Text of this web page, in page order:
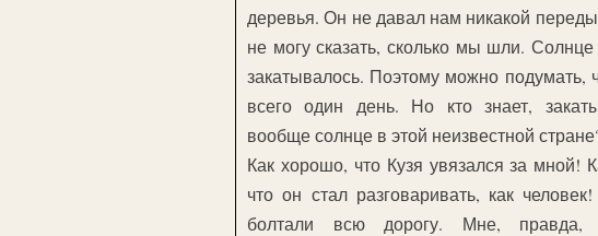
деревья. Он не давал нам никакой
не могу сказать, сколько мы шли.
закатывалось. Поэтому можно подумать,
всего один день. Но кто знает,
вообще солнце в этой неизвестной
Как хорошо, что Кузя увязался за мной!
что он стал разговаривать, как
болтали всю дорогу. Мне, правда,